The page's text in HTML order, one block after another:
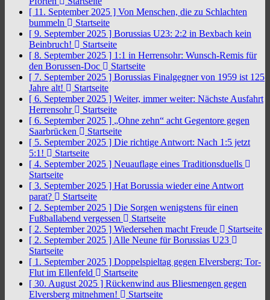
[ 11. September 2025 ] Von Menschen, die zu Schlachten
bummeln
Startseite
[ 9. September 2025 ] Borussias U23: 2:2 in Bexbach kein
Beinbruch!
Startseite
[ 8. September 2025 ] 1:1 in Herrensohr: Wunsch-Remis für
den Borussen-Doc
Startseite
[ 7. September 2025 ] Borussias Finalgegner von 1959 ist 125
Jahre alt!
Startseite
[ 6. September 2025 ] Weiter, immer weiter: Nächste Ausfahrt
Herrensohr
Startseite
[ 6. September 2025 ] „Ohne zehn“ acht Gegentore gegen
Saarbrücken
Startseite
[ 5. September 2025 ] Die richtige Antwort: Nach 1:5 jetzt
5:1!
Startseite
[ 4. September 2025 ] Neuauflage eines Traditionsduells
Startseite
[ 3. September 2025 ] Hat Borussia wieder eine Antwort
parat?
Startseite
[ 2. September 2025 ] Die Sorgen wenigstens für einen
Fußballabend vergessen
Startseite
[ 2. September 2025 ] Wiedersehen macht Freude
Startseite
[ 2. September 2025 ] Alle Neune für Borussias U23
Startseite
[ 1. September 2025 ] Doppelspieltag gegen Elversberg: Tor-
Flut im Ellenfeld
Startseite
[ 30. August 2025 ] Rückenwind aus Bliesmengen gegen
Elversberg mitnehmen!
Startseite